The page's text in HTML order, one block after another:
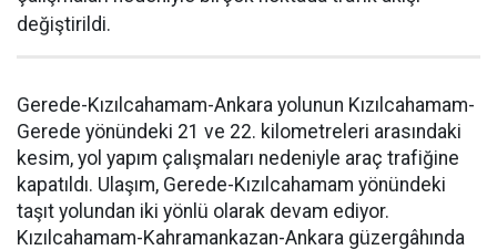
değiştirildi.
Gerede-Kızılcahamam-Ankara yolunun Kızılcahamam-
Gerede yönündeki 21 ve 22. kilometreleri arasındaki
kesim, yol yapım çalışmaları nedeniyle araç trafiğine
kapatıldı. Ulaşım, Gerede-Kızılcahamam yönündeki
taşıt yolundan iki yönlü olarak devam ediyor.
Kızılcahamam-Kahramankazan-Ankara güzergâhında